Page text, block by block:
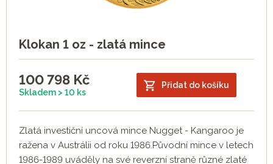
Klokan 1 oz - zlatá mince
100 798 Kč
Skladem > 10 ks
Přidat do košíku
Zlatá investiční uncová mince Nugget - Kangaroo je
ražena v Austrálii od roku 1986.Původní mince v letech
1986-1989 uváděly na své reverzní straně různé zlaté